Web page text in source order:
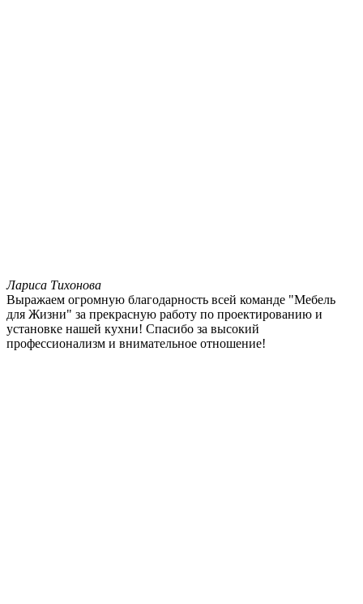
Лариса Тихонова
Выражаем огромную благодарность всей команде "Мебель
для Жизни" за прекрасную работу по проектированию и
установке нашей кухни! Спасибо за высокий
профессионализм и внимательное отношение!